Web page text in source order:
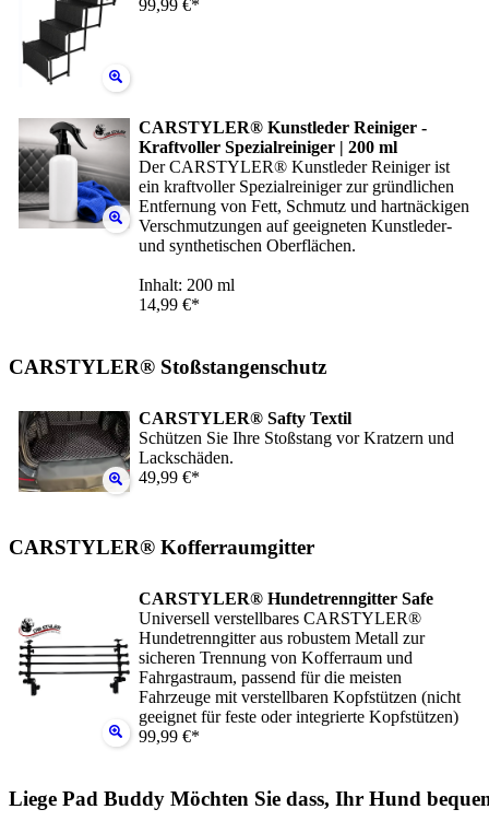
99,99 €*
CARSTYLER® Kunstleder Reiniger -
Kraftvoller Spezialreiniger | 200 ml
Der CARSTYLER® Kunstleder Reiniger ist
ein kraftvoller Spezialreiniger zur gründlichen
Entfernung von Fett, Schmutz und hartnäckigen
Verschmutzungen auf geeigneten Kunstleder-
und synthetischen Oberflächen.
Inhalt: 200 ml
14,99 €*
CARSTYLER® Stoßstangenschutz
CARSTYLER® Safty Textil
Schützen Sie Ihre Stoßstang vor Kratzern und
Lackschäden.
49,99 €*
CARSTYLER® Kofferraumgitter
CARSTYLER® Hundetrenngitter Safe
Universell verstellbares CARSTYLER®
Hundetrenngitter aus robustem Metall zur
sicheren Trennung von Kofferraum und
Fahrgastraum, passend für die meisten
Fahrzeuge mit verstellbaren Kopfstützen (nicht
geeignet für feste oder integrierte Kopfstützen)
99,99 €*
Liege Pad Buddy Möchten Sie dass, Ihr Hund